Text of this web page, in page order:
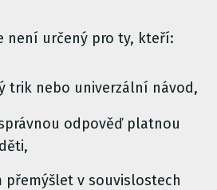
není určený pro ty, kteří:
trik nebo univerzální návod,
odpověď platnou
přemýšlet v souvislostech